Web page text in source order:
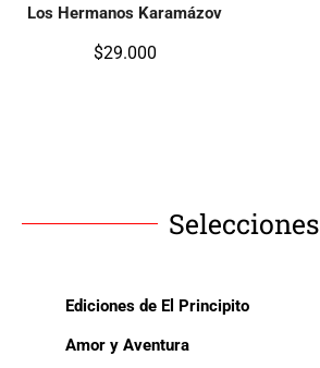
Los Hermanos Karamázov
$29.000
Selecciones
Ediciones de El Principito
Amor y Aventura